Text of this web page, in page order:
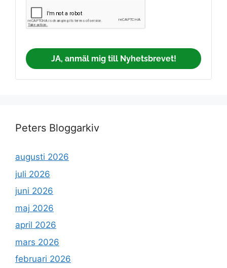
JA, anmäl mig till Nyhetsbrevet!
Peters Bloggarkiv
augusti 2026
juli 2026
juni 2026
maj 2026
april 2026
mars 2026
februari 2026